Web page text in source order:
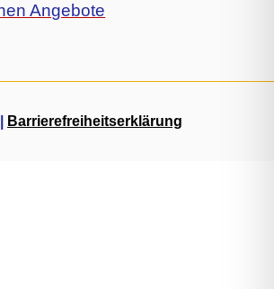
Angebote
Barrierefreiheitserklärung